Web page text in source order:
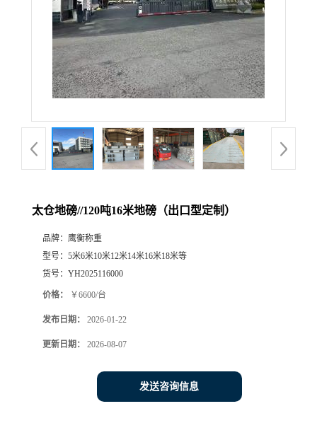
太仓地磅//120吨16米地磅（出口型定制）
品牌： 鹰衡称重
型号： 5米6米10米12米14米16米18米等
货号： YH2025116000
价格： ￥6600/台
发布日期： 2026-01-22
更新日期： 2026-08-07
发送咨询信息